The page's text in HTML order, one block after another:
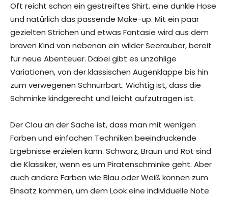
Oft reicht schon ein gestreiftes Shirt, eine dunkle Hose
und natürlich das passende Make-up. Mit ein paar
gezielten Strichen und etwas Fantasie wird aus dem
braven Kind von nebenan ein wilder Seeräuber, bereit
für neue Abenteuer. Dabei gibt es unzählige
Variationen, von der klassischen Augenklappe bis hin
zum verwegenen Schnurrbart. Wichtig ist, dass die
Schminke kindgerecht und leicht aufzutragen ist.
Der Clou an der Sache ist, dass man mit wenigen
Farben und einfachen Techniken beeindruckende
Ergebnisse erzielen kann. Schwarz, Braun und Rot sind
die Klassiker, wenn es um Piratenschminke geht. Aber
auch andere Farben wie Blau oder Weiß können zum
Einsatz kommen, um dem Look eine individuelle Note